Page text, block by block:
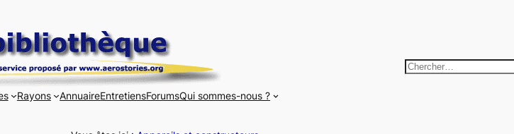
Rayons AnnuaireEntretiensForumsQui sommes-nous ?
R